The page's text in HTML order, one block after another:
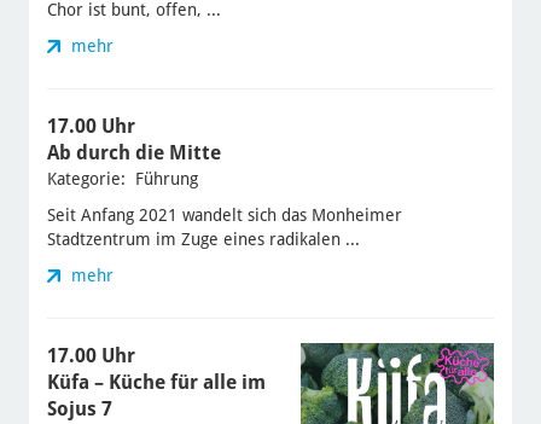
Chor ist bunt, offen, ...
mehr
17.00 Uhr
Ab durch die Mitte
Kategorie: Führung
Seit Anfang 2021 wandelt sich das Monheimer
Stadtzentrum im Zuge eines radikalen ...
mehr
17.00 Uhr
Küfa – Küche für alle im
Sojus 7